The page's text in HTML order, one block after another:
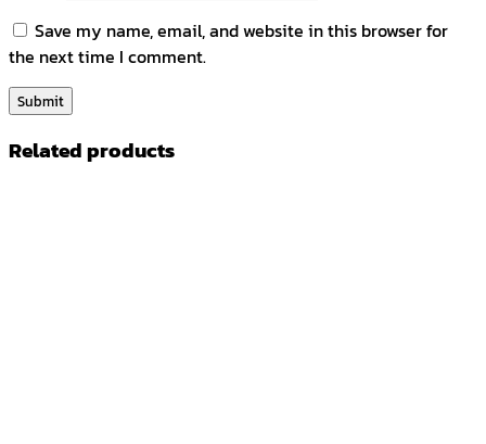
Save my name, email, and website in this browser for
the next time I comment.
Related products